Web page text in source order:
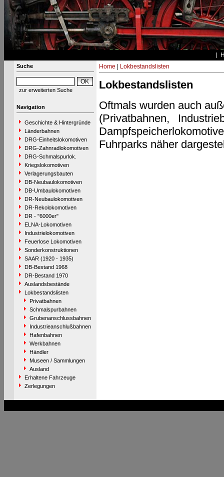
Suche
zur erweiterten Suche
Navigation
Geschichte & Hintergründe
Länderbahnen
DRG-Einheitslokomotiven
DRG-Zahnradlokomotiven
DRG-Schmalspurlok.
Kriegslokomotiven
Verlagerungsbauten
DB-Neubaulokomotiven
DB-Umbaulokomotiven
DR-Neubaulokomotiven
DR-Rekolokomotiven
DR - "6000er"
ELNA-Lokomotiven
Industrielokomotiven
Feuerlose Lokomotiven
Sonderkonstruktionen
SAAR (1920 - 1935)
DB-Bestand 1968
DR-Bestand 1970
Auslandsbestände
Lokbestandslisten
Privatbahnen
Schmalspurbahnen
Grubenanschlussbahnen
Industrieanschlußbahnen
Hafenbahnen
Werkbahnen
Händler
Museen / Sammlungen
Ausland
Erhaltene Fahrzeuge
Zerlegungen
Home Lokbestandslisten
Lokbestandslisten
Oftmals wurden auch
(Privatbahnen,
Fuhrparks näher